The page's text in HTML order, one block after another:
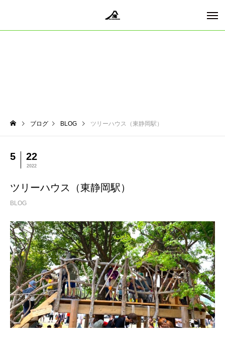
ブログ BLOG ツリーハウス（東静岡駅）
5 22
2022
ツリーハウス（東静岡駅）
BLOG